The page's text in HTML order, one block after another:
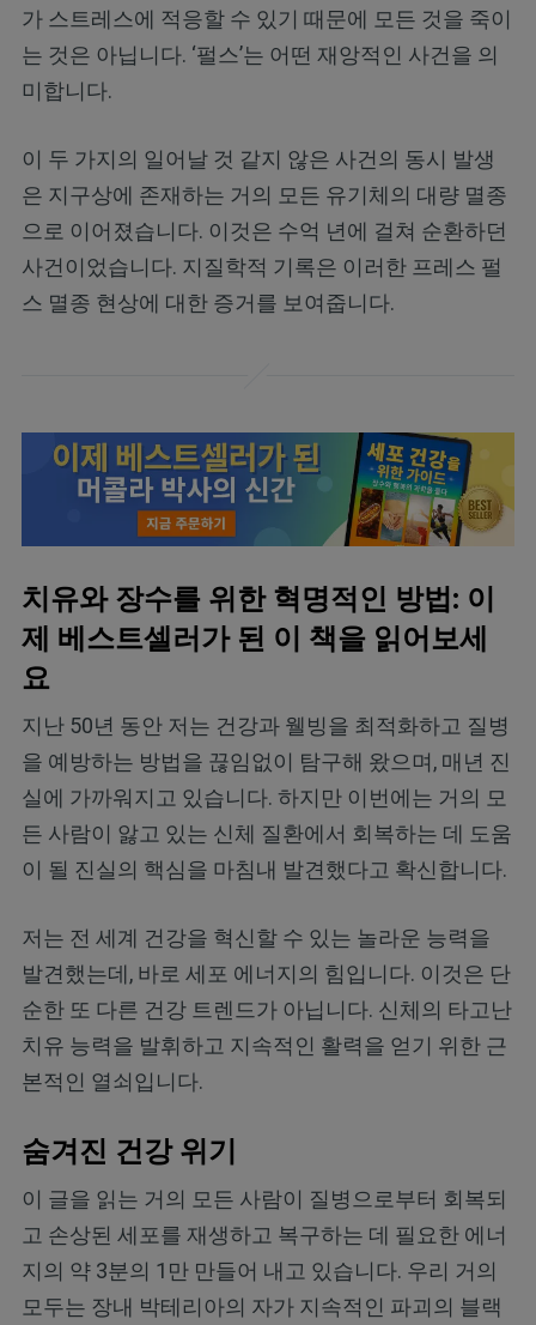
가 스트레스에 적응할 수 있기 때문에 모든 것을 죽이
는 것은 아닙니다. ‘펄스’는 어떤 재앙적인 사건을 의
미합니다.
이 두 가지의 일어날 것 같지 않은 사건의 동시 발생
은 지구상에 존재하는 거의 모든 유기체의 대량 멸종
으로 이어졌습니다. 이것은 수억 년에 걸쳐 순환하던
사건이었습니다. 지질학적 기록은 이러한 프레스 펄
스 멸종 현상에 대한 증거를 보여줍니다.
치유와 장수를 위한 혁명적인 방법: 이
제 베스트셀러가 된 이 책을 읽어보세
요
지난 50년 동안 저는 건강과 웰빙을 최적화하고 질병
을 예방하는 방법을 끊임없이 탐구해 왔으며, 매년 진
실에 가까워지고 있습니다. 하지만 이번에는 거의 모
든 사람이 앓고 있는 신체 질환에서 회복하는 데 도움
이 될 진실의 핵심을 마침내 발견했다고 확신합니다.
저는 전 세계 건강을 혁신할 수 있는 놀라운 능력을
발견했는데, 바로 세포 에너지의 힘입니다. 이것은 단
순한 또 다른 건강 트렌드가 아닙니다. 신체의 타고난
치유 능력을 발휘하고 지속적인 활력을 얻기 위한 근
본적인 열쇠입니다.
숨겨진 건강 위기
이 글을 읽는 거의 모든 사람이 질병으로부터 회복되
고 손상된 세포를 재생하고 복구하는 데 필요한 에너
지의 약 3분의 1만 만들어 내고 있습니다. 우리 거의
모두는 장내 박테리아의 자가 지속적인 파괴의 블랙